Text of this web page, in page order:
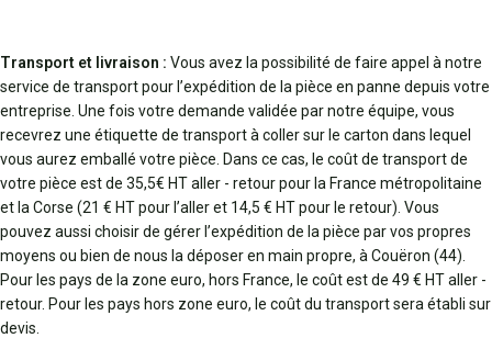
Transport et livraison : Vous avez la possibilité de faire appel à notre
service de transport pour l’expédition de la pièce en panne depuis votre
entreprise. Une fois votre demande validée par notre équipe, vous
recevrez une étiquette de transport à coller sur le carton dans lequel
vous aurez emballé votre pièce. Dans ce cas, le coût de transport de
votre pièce est de 35,5€ HT aller - retour pour la France métropolitaine
et la Corse (21 € HT pour l’aller et 14,5 € HT pour le retour). Vous
pouvez aussi choisir de gérer l’expédition de la pièce par vos propres
moyens ou bien de nous la déposer en main propre, à Couëron (44).
Pour les pays de la zone euro, hors France, le coût est de 49 € HT aller -
retour. Pour les pays hors zone euro, le coût du transport sera établi sur
devis.